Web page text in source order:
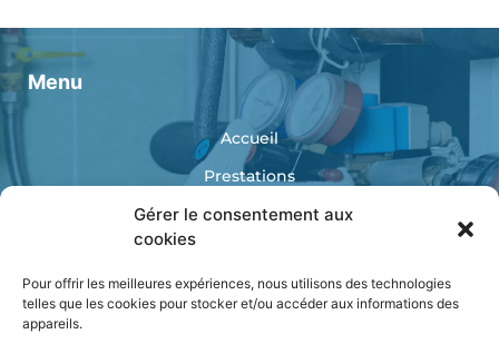
Gérer le consentement aux
cookies
Pour offrir les meilleures expériences, nous utilisons des technologies
telles que les cookies pour stocker et/ou accéder aux informations des
appareils.
Menu
Accueil
Prestations
Réalisations
Contact